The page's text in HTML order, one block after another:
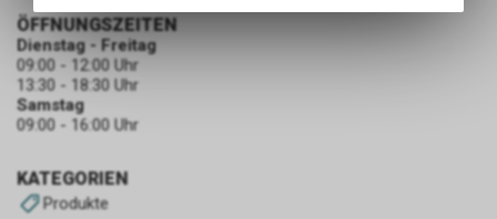
KATEGORIEN
Produkte
ÖFFNUNGSZEITEN
Dienstag - Freitag
09:00 - 12:00 Uhr
13:30 - 18:30 Uhr
Samstag
09:00 - 16:00 Uhr